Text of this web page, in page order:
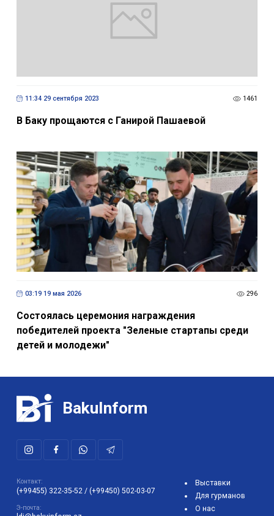
11:34 29 сентября 2023 1461
В Баку прощаются с Ганирой Пашаевой
03:19 19 мая 2026 296
Состоялась церемония награждения
победителей проекта "Зеленые стартапы среди
детей и молодежи"
BakuInform
Контакт:
(+99455) 322-35-52 / (+99450) 502-03-07
Э-почта:
Выставки
Для гурманов
О нас